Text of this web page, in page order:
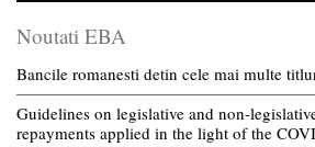
Noutati EBA
Bancile romanesti detin cele mai multe
Guidelines on legislative and non-
repayments applied in the light of the